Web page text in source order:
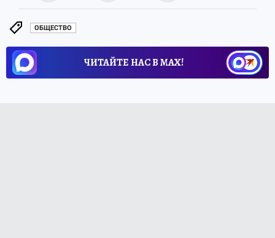
ОБЩЕСТВО
ЧИТАЙТЕ НАС В МАХ!